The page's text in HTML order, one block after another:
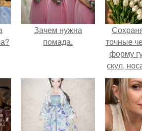
Зачем нужна
помада.
точные
форму
скул,